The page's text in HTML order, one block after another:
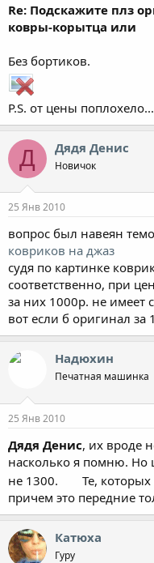
Re: Подскажите плз
ковры-корытца или
Без бортиков.
P.S. от цены
Д Дядя Денис
Новичок
25 Янв 2010
вопрос был навеян
ковриков на джаз
судя по картинке
соответственно, при
за них 1000р. не имеет
вот если б оригинал за
Надюхин
Печатная машинка
25 Янв 2010
Дядя Денис, их вроде
насколько я помню. Но
не 1300.
Те,
причем это передние
Катюха
Гуру